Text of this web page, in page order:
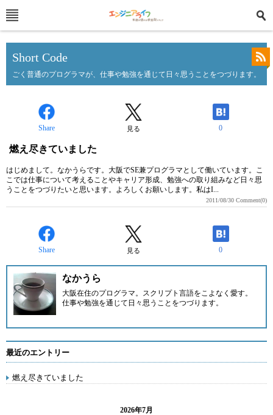
Short Code
ごく普通のプログラマが、仕事や勉強を通じて日々思うことをつづります。
Share 見る 0
燃え尽きていました
はじめまして。なかうらです。大阪でSE兼プログラマとして働いています。こ
こでは仕事について考えることやキャリア形成、勉強への取り組みなど日々思
うことをつづりたいと思います。よろしくお願いします。私はI...
2011/08/30 Comment(0)
Share 見る 0
なかうら
大阪在住のプログラマ。スクリプト言語をこよなく愛す。
仕事や勉強を通じて日々思うことをつづります。
最近のエントリー
燃え尽きていました
2026年7月